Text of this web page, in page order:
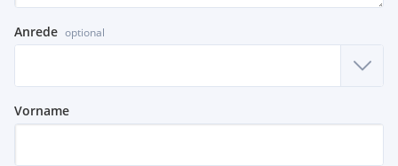
Anrede optional
Vorname